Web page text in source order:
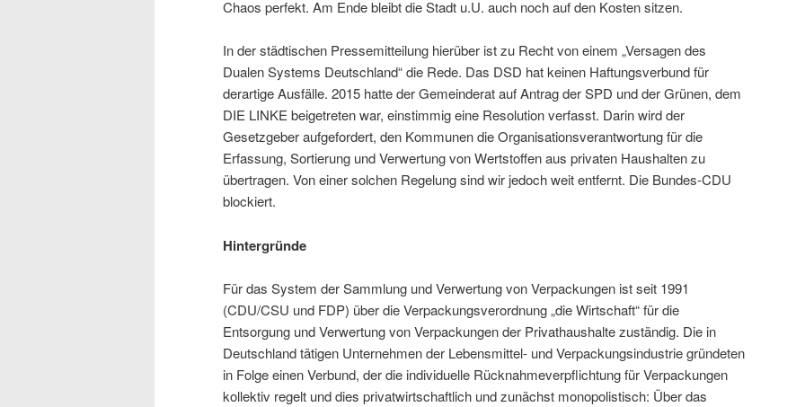
Chaos perfekt. Am Ende bleibt die Stadt u.U. auch noch auf den Kosten sitzen.
In der städtischen Pressemitteilung hierüber ist zu Recht von einem „Versagen des
Dualen Systems Deutschland“ die Rede. Das DSD hat keinen Haftungsverbund für
derartige Ausfälle. 2015 hatte der Gemeinderat auf Antrag der SPD und der Grünen, dem
DIE LINKE beigetreten war, einstimmig eine Resolution verfasst. Darin wird der
Gesetzgeber aufgefordert, den Kommunen die Organisationsverantwortung für die
Erfassung, Sortierung und Verwertung von Wertstoffen aus privaten Haushalten zu
übertragen. Von einer solchen Regelung sind wir jedoch weit entfernt. Die Bundes-CDU
blockiert.
Hintergründe
Für das System der Sammlung und Verwertung von Verpackungen ist seit 1991
(CDU/CSU und FDP) über die Verpackungsverordnung „die Wirtschaft“ für die
Entsorgung und Verwertung von Verpackungen der Privathaushalte zuständig. Die in
Deutschland tätigen Unternehmen der Lebensmittel- und Verpackungsindustrie gründeten
in Folge einen Verbund, der die individuelle Rücknahmeverpflichtung für Verpackungen
kollektiv regelt und dies privatwirtschaftlich und zunächst monopolistisch: Über das